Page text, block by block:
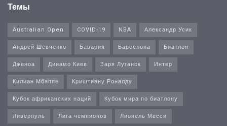
Темы
Australian Open COVID-19 NBA
Александр Усик
Андрей Шевченко
Бавария Барселона
Биатлон
Дженоа
Динамо Киев Заря Луганск
Интер
Килиан Мбаппе
Криштиану Роналду
Кубок африканских наций
Кубок мира по биатлону
Ливерпуль
Лига чемпионов
Лионель Месси